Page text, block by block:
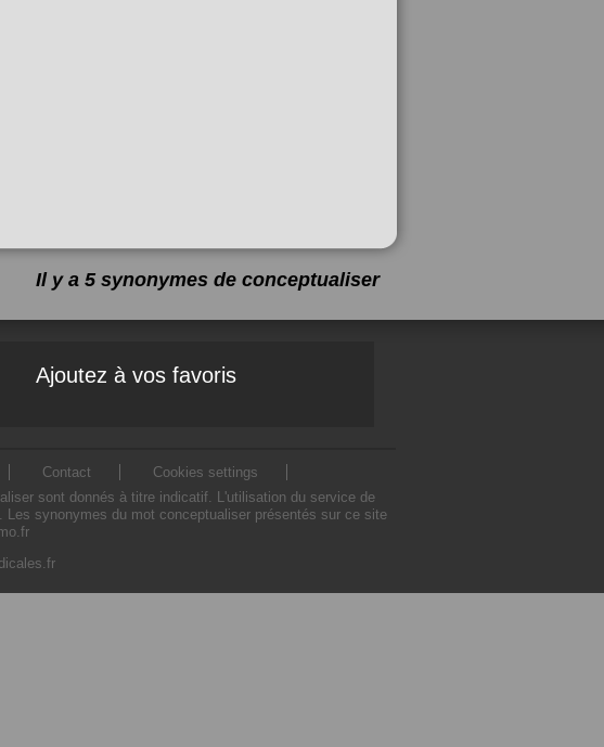
Il y a 5 synonymes de conceptualiser
Ajoutez à vos favoris
Contact
Cookies settings
sont donnés à titre indicatif. L'utilisation du service de
synonymes du mot conceptualiser présentés sur ce site